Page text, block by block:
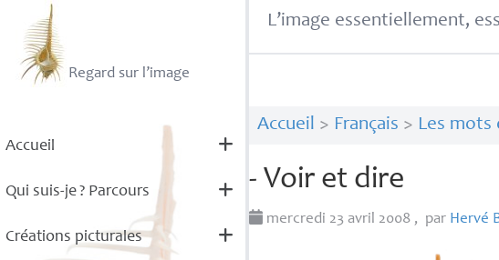
Regard sur l’image
Accueil
Qui suis-je? Parcours
Créations picturales
L’image essentiellement,
Accueil > Français > Les mots
- Voir et dire
mercredi 23 avril 2008 , par Hervé